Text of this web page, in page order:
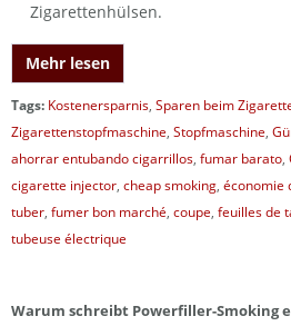
Zigarettenhülsen.
Mehr lesen
Tags: Kostenersparnis, Sparen beim
Zigarettenstopfmaschine, Stopfmaschine,
ahorrar entubando cigarrillos, fumar barato,
cigarette injector, cheap smoking, économie
tuber, fumer bon marché, coupe, feuilles de
tubeuse électrique
Warum schreibt Powerfiller-Smoking